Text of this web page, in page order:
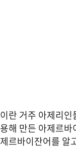
이란 거주 아제리
용해 만든 아제르
제르바이잔어를 알